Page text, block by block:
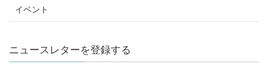
イベント
ニュースレターを登録する